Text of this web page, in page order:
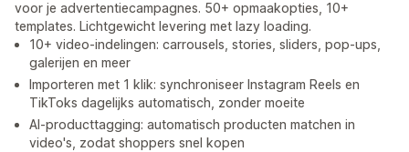
voor je advertentiecampagnes. 50+ opmaakopties, 10+
templates. Lichtgewicht levering met lazy loading.
10+ video-indelingen: carrousels, stories, sliders, pop-ups,
galerijen en meer
Importeren met 1 klik: synchroniseer Instagram Reels en
TikToks dagelijks automatisch, zonder moeite
AI-producttagging: automatisch producten matchen in
video's, zodat shoppers snel kopen